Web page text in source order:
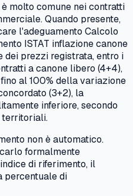
molto comune nei contratti
Quando presente,
l'adeguamento Calcolo
ISTAT inflazione canone
prezzi registrata, entro i
a canone libero (4+4),
al 100% della variazione
(3+2), la
inferiore, secondo
territoriali.
non è automatico.
formalmente
di riferimento, il
percentuale di